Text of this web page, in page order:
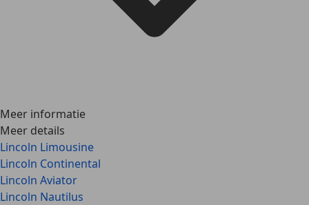
Meer informatie
Meer details
Lincoln Limousine
Lincoln Continental
Lincoln Aviator
Lincoln Nautilus